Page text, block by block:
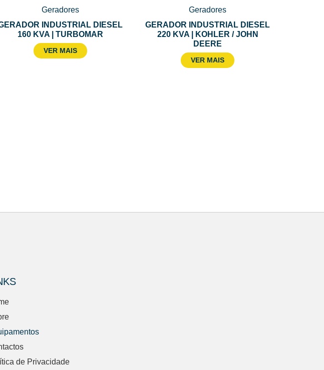
Geradores
INDUSTRIAL DIESEL
160 KVA | TURBOMAR
VER MAIS
Geradores
GERADOR INDUSTRIAL DIESEL
220 KVA | KOHLER / JOHN
DEERE
VER MAIS
de Privacidade